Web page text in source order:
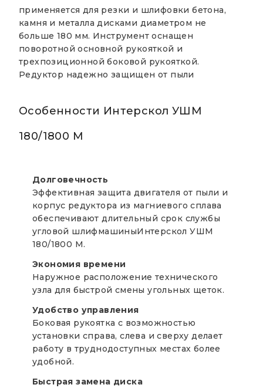
применяется для резки и шлифовки бетона,
камня и металла дисками диаметром не
больше 180 мм. Инструмент оснащен
поворотной основной рукояткой и
трехпозиционной боковой рукояткой.
Редуктор надежно защищен от пыли
Особенности Интерскол УШМ
180/1800 М
Долговечность
Эффективная защита двигателя от пыли и
корпус редуктора из магниевого сплава
обеспечивают длительный срок службы
угловой шлифмашиныИнтерскол УШМ
180/1800 М.
Экономия времени
Наружное расположение технического
узла для быстрой смены угольных щеток.
Удобство управления
Боковая рукоятка с возможностью
установки справа, слева и сверху делает
работу в труднодоступных местах более
удобной.
Быстрая замена диска